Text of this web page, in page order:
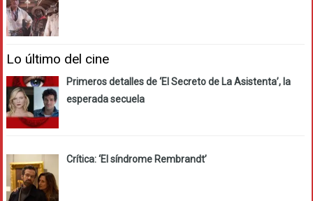
Lo último del cine
Primeros detalles de ‘El Secreto de La Asistenta’, la
esperada secuela
Crítica: ‘El síndrome Rembrandt’